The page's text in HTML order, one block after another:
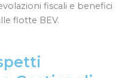
fiscali e benefici
flotte BEV.